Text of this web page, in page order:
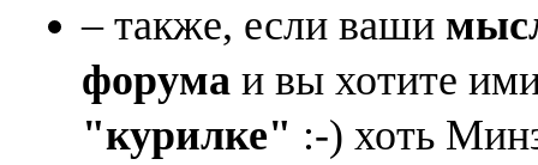
– также, если ваши
форума и вы хотите
"курилке" :-) хоть